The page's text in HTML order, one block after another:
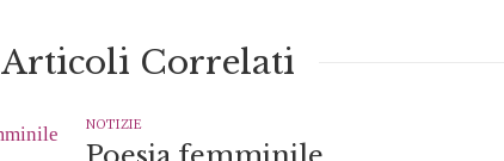
Articoli Correlati
NOTIZIE